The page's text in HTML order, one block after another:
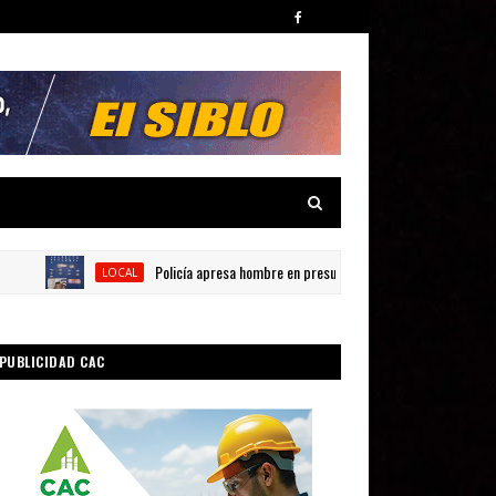
LOCAL Policía apresa hombre en presunta por posesión de sustancias
CAC